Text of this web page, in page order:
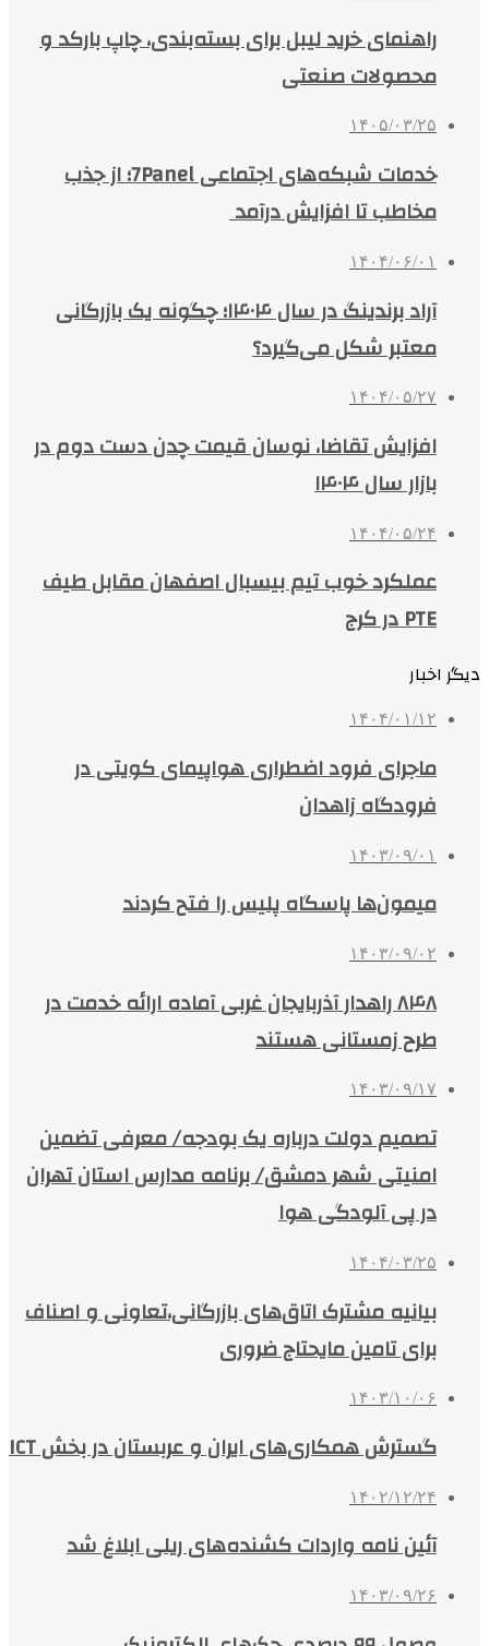
راهنمای خرید لیبل برای بسته‌بندی، چاپ بارکد و
محصولات صنعتی
۱۴۰۵/۰۳/۲۵
خدمات شبکه‌های اجتماعی 7Panel؛ از جذب
مخاطب تا افزایش درآمد
۱۴۰۴/۰۶/۰۱
آراد برندینگ در سال ۱۴۰۴؛ چگونه یک بازرگانی
معتبر شکل می‌گیرد؟
۱۴۰۴/۰۵/۲۷
افزایش تقاضا، نوسان قیمت چدن دست دوم در
بازار سال ۱۴۰۴
۱۴۰۴/۰۵/۲۴
عملکرد خوب تیم بیسبال اصفهان مقابل طیف
PTE در کرج
دیگر اخبار
۱۴۰۴/۰۱/۱۲
ماجرای فرود اضطراری هواپیمای کویتی در
فرودگاه زاهدان
۱۴۰۳/۰۹/۰۱
میمون‌ها پاسگاه پلیس را فتح کردند
۱۴۰۳/۰۹/۰۲
۸۴۸ راهدار آذربایجان غربی آماده ارائه خدمت در
طرح زمستانی هستند
۱۴۰۳/۰۹/۱۷
تصمیم دولت درباره یک بودجه/ معرفی تضمین
امنیتی شهر دمشق/ برنامه مدارس استان تهران
در پی آلودگی هوا
۱۴۰۴/۰۳/۲۵
بیانیه مشترک اتاق‌های بازرگانی،تعاونی و اصناف
برای تامین مایحتاج ضروری
۱۴۰۳/۱۰/۰۶
گسترش همکاری‌های ایران و عربستان در بخش ICT
۱۴۰۲/۱۲/۲۴
آئین نامه واردات کشنده‌های ریلی ابلاغ شد
۱۴۰۳/۰۹/۲۶